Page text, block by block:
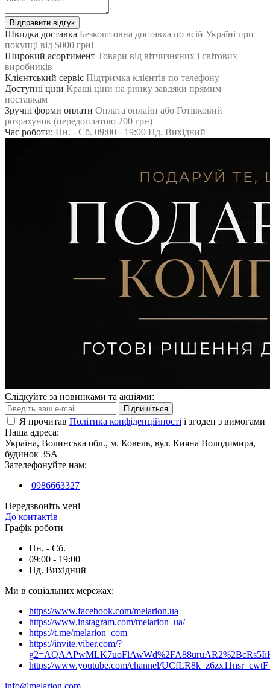
Відправити відгук
Швидка доставка Безкоштовна доставка по всій Україні при
покупці від 5000 грн!
Широкий асортимент Товари від вітчизняних і світових
виробників
Клієнтський сервіс Підтримка клієнтів по телефону
Доступні ціни Кращі ціни на ринку завдяки прямим
поставкам
Зручні форми оплати Оплата онлайн або Готівковий
розрахунок (передоплатою 200 грн)
Час роботи: Пн. - Сб. 09:00 - 19:00 Нд. Вихідний
Слідкуйте за новинками та акціями:
Підпишіться
Я прочитав Політика конфіденційності і згоден з вимогами
Наша адреса:
Україна, Волинська обл., м. Ковель, вул. Кияна Володимира,
будинок 35А
Зателефонуйте нам:
0986663327
Передзвоніть мені
До контактів
Графік роботи
Пн. - Сб.
09:00 - 19:00
Нд. Вихідний
Ми в соціальних мережах:
https://www.facebook.com/melarion.ua
https://www.instagram.com/melarion_ua/
https://t.me/melarion_com
https://invite.viber.com/?
https://www.youtube.com/channel/
info@melarion.com